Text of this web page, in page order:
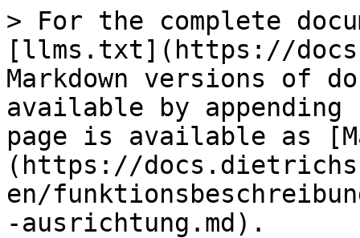
> For the complete
[llms.txt](https://
Markdown versions of
available by
page is available as
(https://
en/
-ausrichtung.md).